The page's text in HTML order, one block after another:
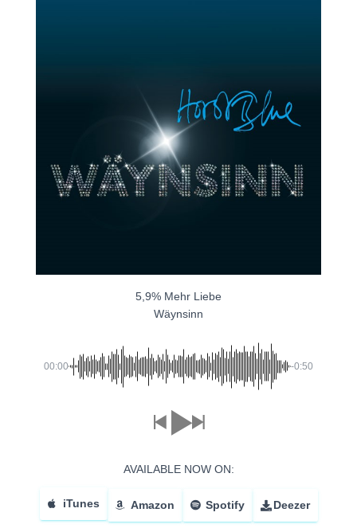
5,9% Mehr Liebe
Wäynsinn
00:00 -0:50
AVAILABLE NOW ON:
iTunes Amazon Spotify Deezer